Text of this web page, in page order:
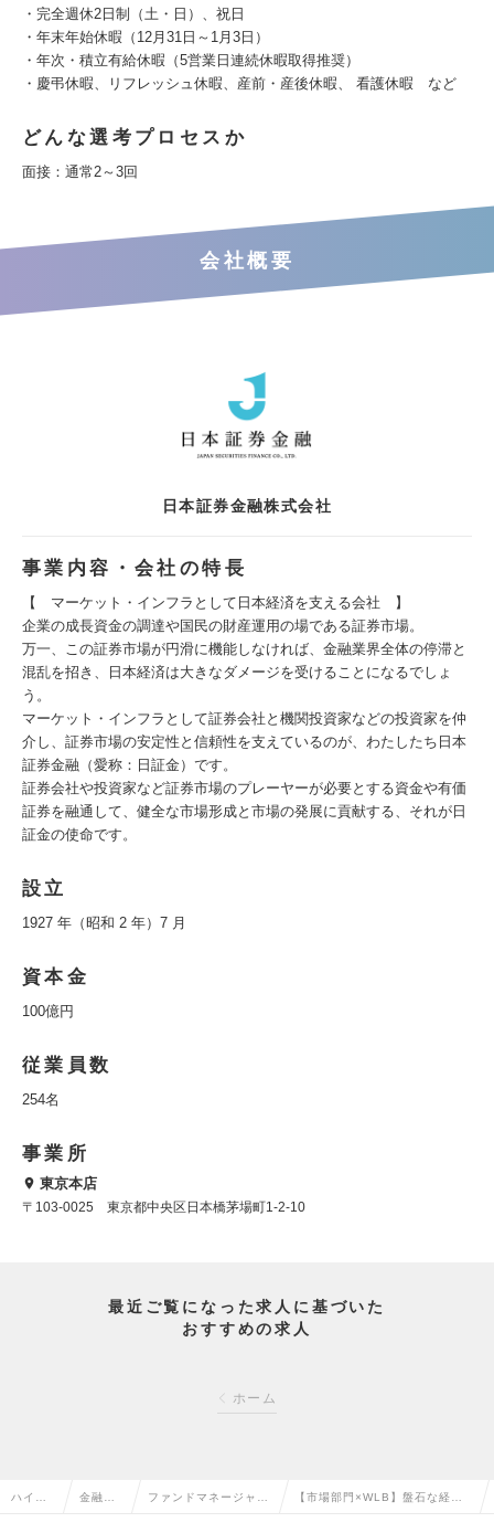
・完全週休2日制（土・日）、祝日
・年末年始休暇（12月31日～1月3日）
・年次・積立有給休暇（5営業日連続休暇取得推奨）
・慶弔休暇、リフレッシュ休暇、産前・産後休暇、 看護休暇 など
どんな選考プロセスか
面接：通常2～3回
会社概要
日本証券金融株式会社
事業内容・会社の特長
【 マーケット・インフラとして日本経済を支える会社 】
企業の成長資金の調達や国民の財産運用の場である証券市場。
万一、この証券市場が円滑に機能しなければ、金融業界全体の停滞と
混乱を招き、日本経済は大きなダメージを受けることになるでしょ
う。
マーケット・インフラとして証券会社と機関投資家などの投資家を仲
介し、証券市場の安定性と信頼性を支えているのが、わたしたち日本
証券金融（愛称：日証金）です。
証券会社や投資家など証券市場のプレーヤーが必要とする資金や有価
証券を融通して、健全な市場形成と市場の発展に貢献する、それが日
証金の使命です。
設立
1927 年（昭和 2 年）7 月
資本金
100億円
従業員数
254名
事業所
東京本店
〒103-0025 東京都中央区日本橋茅場町1-2-10
最近ご覧になった求人に基づいた
おすすめの求人
ホーム
ハイク 金融系 ファンドマネージャ 【市場部門×WLB】盤石な経営